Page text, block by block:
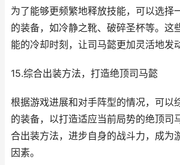
为了能够更频繁地释放技能，可以选择
的装备，如冷静之靴、破碎圣杯等。这
能的冷却时刻，让司马懿更加灵活地发
15.综合出装方法，打造绝顶司马懿
根据游戏进展和对手阵型的情况，可以
的装备，以打造适应当前局势的绝顶司
合出装方法，进步自身的战斗力，成为
因素。